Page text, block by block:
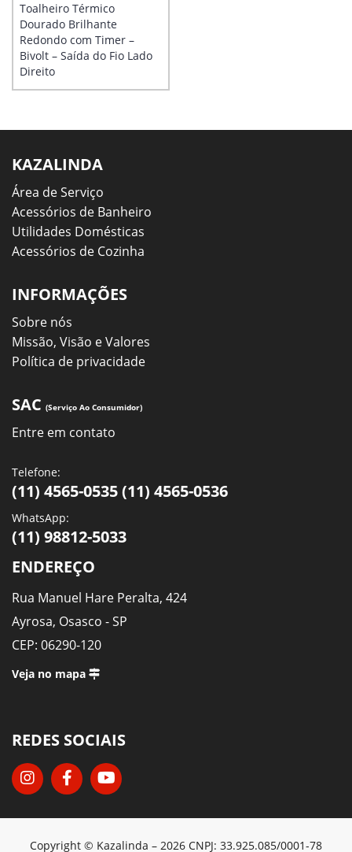
Toalheiro Térmico
Dourado Brilhante
Redondo com Timer –
Bivolt – Saída do Fio Lado
Direito
KAZALINDA
Área de Serviço
Acessórios de Banheiro
Utilidades Domésticas
Acessórios de Cozinha
INFORMAÇÕES
Sobre nós
Missão, Visão e Valores
Política de privacidade
SAC (Serviço Ao Consumidor)
Entre em contato
Telefone:
(11) 4565-0535 (11) 4565-0536
WhatsApp:
(11) 98812-5033
ENDEREÇO
Rua Manuel Hare Peralta, 424
Ayrosa, Osasco - SP
CEP: 06290-120
Veja no mapa
REDES SOCIAIS
Copyright © Kazalinda – 2026 CNPJ: 33.925.085/0001-78